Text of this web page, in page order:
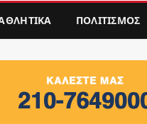
ΠΟΛΙΤΙΣΜΟΣ